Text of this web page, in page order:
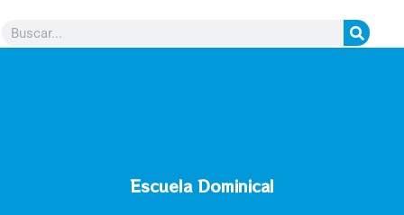
Escuela Dominical